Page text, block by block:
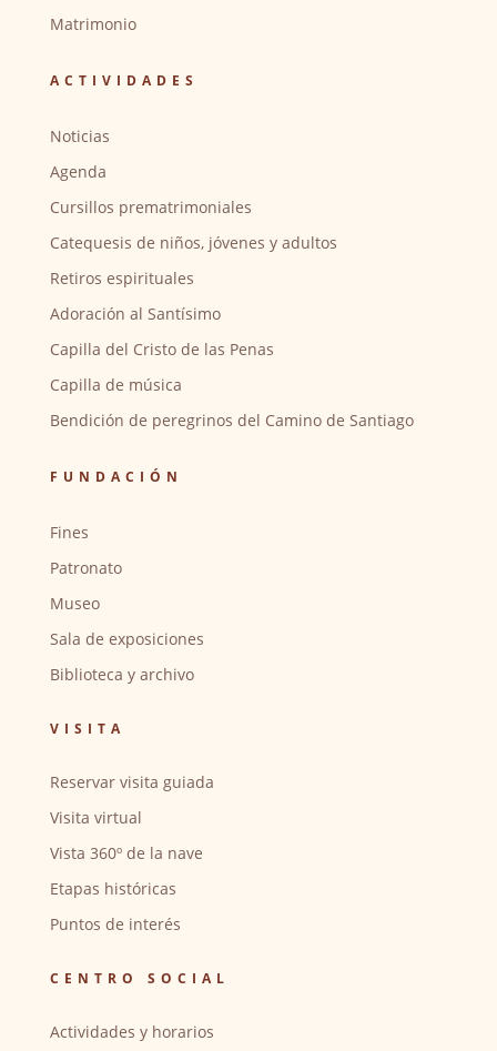
Matrimonio
ACTIVIDADES
Noticias
Agenda
Cursillos prematrimoniales
Catequesis de niños, jóvenes y adultos
Retiros espirituales
Adoración al Santísimo
Capilla del Cristo de las Penas
Capilla de música
Bendición de peregrinos del Camino de Santiago
FUNDACIÓN
Fines
Patronato
Museo
Sala de exposiciones
Biblioteca y archivo
VISITA
Reservar visita guiada
Visita virtual
Vista 360º de la nave
Etapas históricas
Puntos de interés
CENTRO SOCIAL
Actividades y horarios